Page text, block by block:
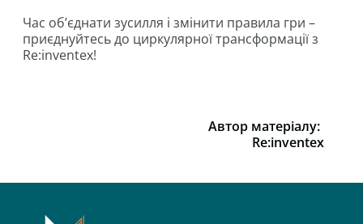
Час об’єднати зусилля і змінити правила гри –
приєднуйтесь до циркулярної трансформації з
Re:inventex!
Автор матеріалу:
Re:inventex